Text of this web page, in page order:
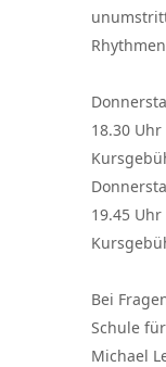
18.30
19.45
Bei
Schule
Michael